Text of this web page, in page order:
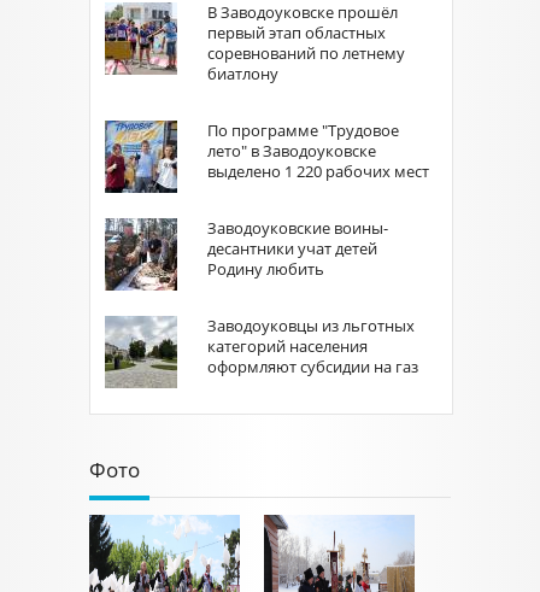
В Заводоуковске прошёл
первый этап областных
соревнований по летнему
биатлону
По программе "Трудовое
лето" в Заводоуковске
выделено 1 220 рабочих мест
Заводоуковские воины-
десантники учат детей
Родину любить
Заводоуковцы из льготных
категорий населения
оформляют субсидии на газ
Фото